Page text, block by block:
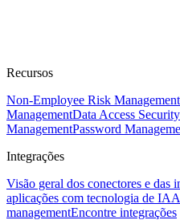
Recursos
Non-Employee Risk Management
ManagementData Access Security
ManagementPassword
Integrações
Visão geral dos conectores e das
aplicações com tecnologia de IA
managementEncontre integrações